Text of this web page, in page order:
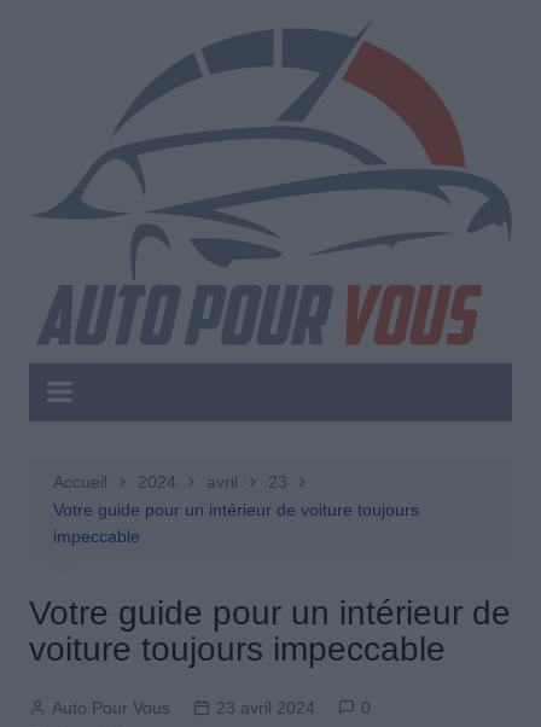
Accueil 2024 avril
23
Votre guide pour un intérieur de voiture toujours
impeccable
Votre guide pour un intérieur de
voiture toujours impeccable
Auto Pour Vous 23 avril 2024
0